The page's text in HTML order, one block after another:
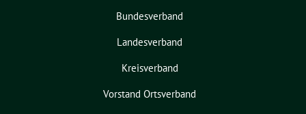
Bundesverband
Landesverband
Kreisverband
Vorstand Ortsverband